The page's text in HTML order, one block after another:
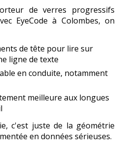
de verres progressifs
EyeCode à Colombes, on
de tête pour lire sur
ligne de texte
en conduite, notamment
meilleure aux longues
c'est juste de la géométrie
en données sérieuses.